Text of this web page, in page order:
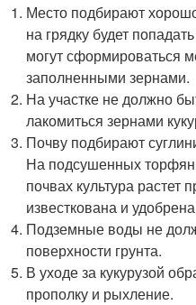
Место подбирают
на грядку будет
могут сформироваться
заполненными зернами.
На участке не должно
лакомиться зернами
Почву подбирают
На подсушенных
почвах культура растет
известкована и
Подземные воды не
поверхности грунта.
В уходе за кукурузой
прополку и рыхление.